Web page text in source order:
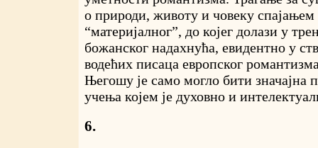
о природи, животу и човеку спајањем
“материјалног”, до којег долази у
божанског надахнућа, евидентно у
водећих писаца европског
Његошу је само могло бити значајна
учења којем је духовно и
6.